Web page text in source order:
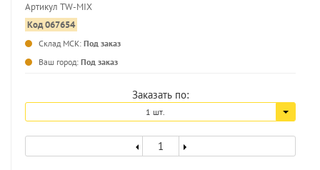
Артикул TW-MIX
Код 067654
Склад МСК: Под заказ
Ваш город: Под заказ
Заказать по:
1 шт.